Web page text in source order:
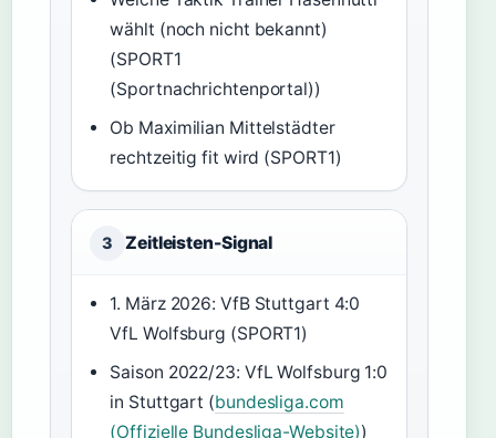
wählt (noch nicht bekannt)
(SPORT1
(Sportnachrichtenportal))
Ob Maximilian Mittelstädter
rechtzeitig fit wird (SPORT1)
3 Zeitleisten-Signal
1. März 2026: VfB Stuttgart 4:0
VfL Wolfsburg (SPORT1)
Saison 2022/23: VfL Wolfsburg 1:0
in Stuttgart (bundesliga.com
(Offizielle Bundesliga-Website))